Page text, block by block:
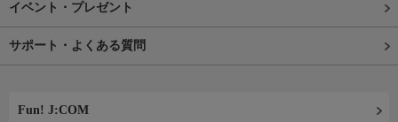
イベント・プレゼント
サポート・よくある質問
Fun! J:COM